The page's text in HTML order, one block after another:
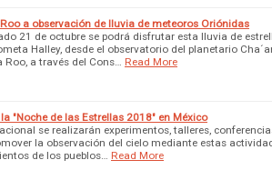
a observación de lluvia de meteoros Oriónidas
21 de octubre se podrá disfrutar esta lluvia de
Halley, desde el observatorio del planetario
Roo, a través del Cons…
Read More
"Noche de las Estrellas 2018" en México
se realizarán experimentos, talleres,
la observación del cielo mediante estas
de los pueblos…
Read More